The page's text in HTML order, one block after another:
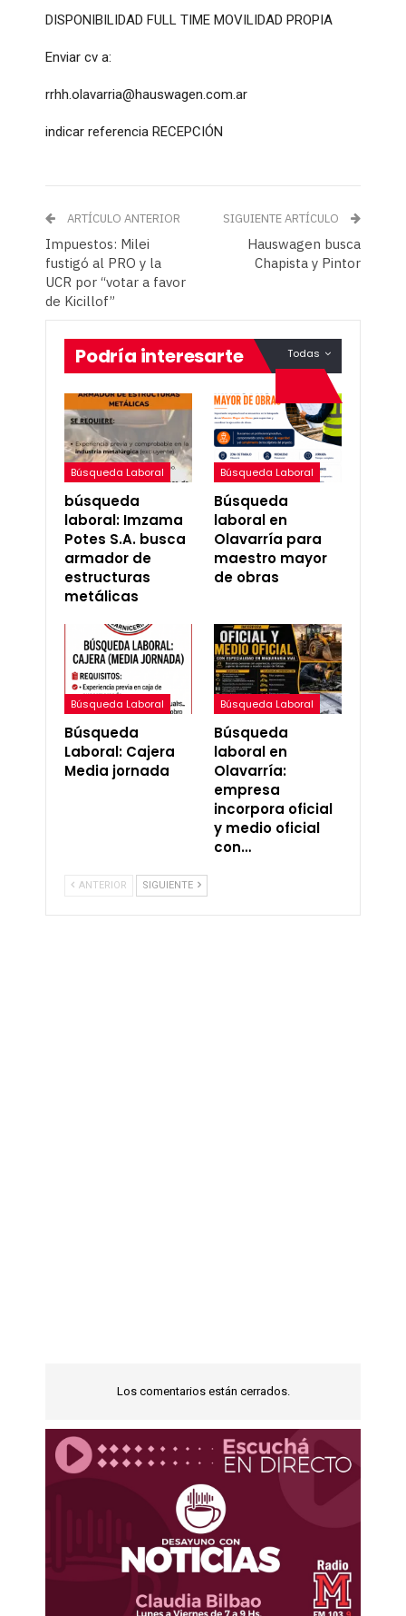
DISPONIBILIDAD FULL TIME MOVILIDAD PROPIA
Enviar cv a:
rrhh.olavarria@hauswagen.com.ar
indicar referencia RECEPCIÓN
ARTÍCULO ANTERIOR
Impuestos: Milei
fustigó al PRO y la
UCR por “votar a favor
de Kicillof”
SIGUIENTE ARTÍCULO
Hauswagen busca
Chapista y Pintor
Todas
Podría interesarte
Búsqueda Laboral
búsqueda
laboral: Imzama
Potes S.A. busca
armador de
estructuras
metálicas
Búsqueda Laboral
Búsqueda
laboral en
Olavarría para
maestro mayor
de obras
Búsqueda Laboral
Búsqueda
Laboral: Cajera
Media jornada
Búsqueda Laboral
Búsqueda
laboral en
Olavarría:
empresa
incorpora oficial
y medio oficial
con…
ANTERIOR SIGUIENTE
Los comentarios están cerrados.